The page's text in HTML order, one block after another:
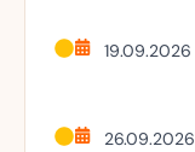
19.09.2026
26.09.2026